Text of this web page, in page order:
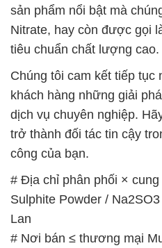
sản phẩm nổi bật mà
Nitrate, hay còn được gọi
tiêu chuẩn chất lượng cao.
Chúng tôi cam kết tiếp tục
khách hàng những giải
dịch vụ chuyên nghiệp.
trở thành đối tác tin cậy
công của bạn.
# Địa chỉ phân phối ×
Sulphite Powder /
Lan
# Nơi bán ≤ thương mại